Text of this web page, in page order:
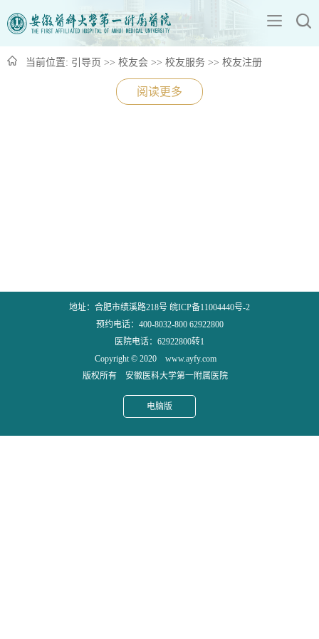
当前位置: 引导页 >> 校友会 >> 校友服务 >> 校友注册
阅读更多
地址：合肥市绩溪路218号 皖ICP备11004440号-2
预约电话：400-8032-800 62922800
医院电话：62922800转1
Copyright © 2020 www.ayfy.com
版权所有 安徽医科大学第一附属医院
电脑版